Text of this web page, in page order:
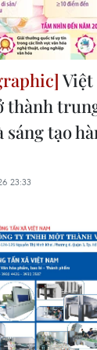
Việt
thành
sáng tạo
23:33